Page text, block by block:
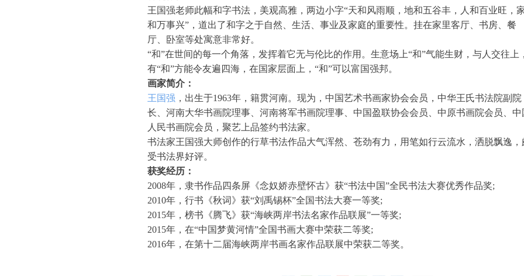
王国强老师此幅和字书法，美观高雅，两边小字“天和风雨顺，地和五谷丰，人和百业旺，
和万事兴”，道出了和字之于自然、生活、事业及家庭的重要性。挂在家里客厅、书房、餐
厅、卧室等处寓意非常好。
“和”在世间的每一个角落，发挥着它无与伦比的作用。生意场上“和”气能生财，与人交往上，
有“和”方能令友遍四海，在国家层面上，“和”可以富国强邦。
画家简介：
王国强 ，出生于1963年，籍贯河南。现为，中国艺术书画家协会会员，中华王氏书法院副院
长、河南大华书画院理事、河南将军书画院理事、中国盈联协会会员、中原书画院会员、中
人民书画院会员，聚艺上品签约书法家。
书法家王国强大师创作的行草书法作品大气浑然、苍劲有力，用笔如行云流水，洒脱飘逸，
受书法界好评。
获奖经历：
2008年，隶书作品四条屏《念奴娇赤壁怀古》获“书法中国”全民书法大赛优秀作品奖;
2010年，行书《秋词》获“刘禹锡杯”全国书法大赛一等奖;
2015年，榜书《腾飞》获“海峡两岸书法名家作品联展”一等奖;
2015年，在“中国梦黄河情”全国书画大赛中荣获二等奖;
2016年，在第十二届海峡两岸书画名家作品联展中荣获二等奖。